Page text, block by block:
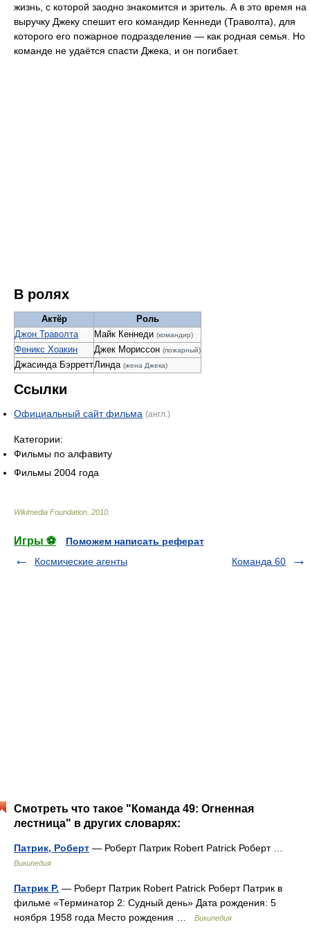
жизнь, с которой заодно знакомится и зритель. А в это время на
выручку Джеку спешит его командир Кеннеди (Траволта), для
которого его пожарное подразделение — как родная семья. Но
команде не удаётся спасти Джека, и он погибает.
В ролях
Актёр
Роль
Джон Траволта
Майк Кеннеди (командир)
Феникс Хоакин Джек Мориссон (пожарный)
Джасинда БэрреттЛинда (жена Джека)
Ссылки
Официальный сайт фильма (англ.)
Категории:
Фильмы по алфавиту
Фильмы 2004 года
Wikimedia Foundation 2010
Игры ⚽
Поможем написать реферат
Космические агенты
Команда 60
Смотреть что такое "Команда 49: Огненная
лестница" в других словарях:
Патрик, Роберт — Роберт Патрик Robert Patrick Роберт …
Википедия
Патрик Р. — Роберт Патрик Robert Patrick Роберт Патрик в
фильме «Терминатор 2: Судный день» Дата рождения: 5
ноября 1958 года Место рождения …
Википедия